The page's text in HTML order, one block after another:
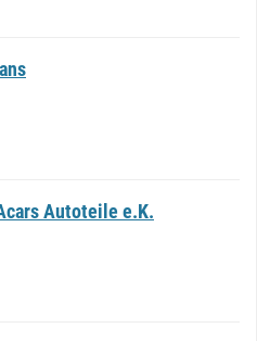
Autoteile e.K.